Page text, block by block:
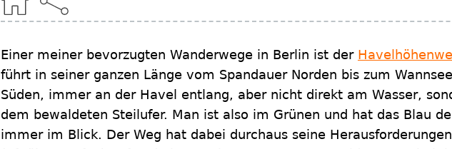
Einer meiner bevorzugten Wanderwege in Berlin ist der
führt in seiner ganzen Länge vom Spandauer Norden bis zum
Süden, immer an der Havel entlang, aber nicht direkt am Wasser,
dem bewaldeten Steilufer. Man ist also im Grünen und hat das Blau
immer im Blick. Der Weg hat dabei durchaus seine